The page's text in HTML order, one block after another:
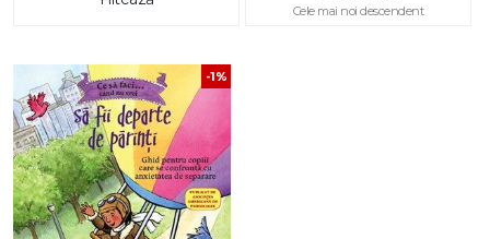
Cele mai noi descendent
-1%